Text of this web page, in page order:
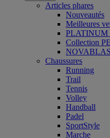
Articles phares
Nouveautés
Meilleures
PLATINUM
Collection
Chaussures
Running
Trail
Tennis
Volley
Handball
Padel
SportStyle
Marche